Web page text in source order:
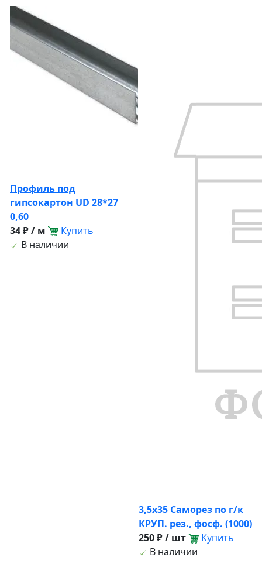
Профиль под
гипсокартон UD 28*27
0,60
34 ₽ / м
Купить
В наличии
3,5х35 Саморез по г/к
КРУП. рез., фосф. (1000)
250 ₽ / шт
Купить
В наличии